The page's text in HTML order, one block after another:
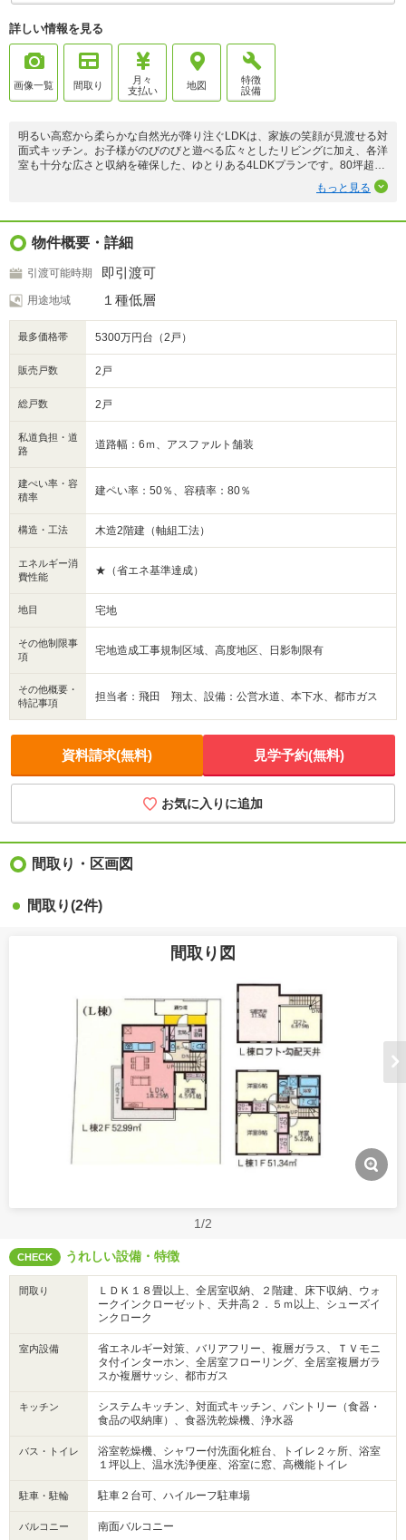
詳しい情報を見る
画像一覧 間取り
月々
支払い
地図
特徴
設備
明るい高窓から柔らかな自然光が降り注ぐLDKは、家族の笑顔が見渡せる対
面式キッチン。お子様がのびのびと遊べる広々としたリビングに加え、各洋
室も十分な広さと収納を確保した、ゆとりある4LDKプランです。80坪超の
敷地はお子様のプール遊びやアウトドアリビングにも最適。周辺は緑豊かな
公園や小学校が徒歩圏内に揃う、子育て世代に優しい環境です。家族の未来
是非、お気軽にご見学くださいませ。
ご連絡をお待ちしております。
もっと見る
物件概要・詳細
引渡可能時期 即引渡可
用途地域 １種低層
最多価格帯 5300万円台（2戸）
販売戸数 2戸
総戸数 2戸
私道負担・道
路
道路幅：6ｍ、アスファルト舗装
建ぺい率・容
積率
建ペい率：50％、容積率：80％
構造・工法 木造2階建（軸組工法）
エネルギー消
費性能
★（省エネ基準達成）
地目 宅地
その他制限事
項
宅地造成工事規制区域、高度地区、日影制限有
その他概要・
特記事項
担当者：飛田 翔太、設備：公営水道、本下水、都市ガス
資料請求(無料) 見学予約(無料)
お気に入りに追加
間取り・区画図
間取り(2件)
間取り図
1/2
CHECK うれしい設備・特徴
間取り
ＬＤＫ１８畳以上、全居室収納、２階建、床下収納、ウォ
ークインクローゼット、天井高２．５ｍ以上、シューズイ
ンクローク
室内設備
省エネルギー対策、バリアフリー、複層ガラス、ＴＶモニ
タ付インターホン、全居室フローリング、全居室複層ガラ
スか複層サッシ、都市ガス
キッチン
システムキッチン、対面式キッチン、パントリー（食器・
食品の収納庫）、食器洗乾燥機、浄水器
バス・トイレ
浴室乾燥機、シャワー付洗面化粧台、トイレ２ヶ所、浴室
１坪以上、温水洗浄便座、浴室に窓、高機能トイレ
駐車・駐輪 駐車２台可、ハイルーフ駐車場
バルコニー 南面バルコニー